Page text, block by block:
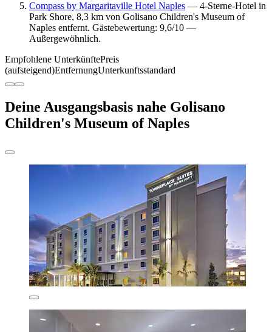
Compass by Margaritaville Hotel Naples — 4-Sterne-Hotel in
Park Shore, 8,3 km von Golisano Children's Museum of
Naples entfernt. Gästebewertung: 9,6/10 —
Außergewöhnlich.
Empfohlene UnterkünftePreis
(aufsteigend)EntfernungUnterkunftsstandard
Deine Ausgangsbasis nahe Golisano
Children's Museum of Naples